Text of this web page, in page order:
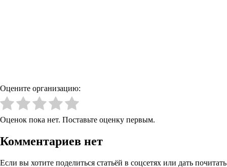
Оцените организацию:
Оценок пока нет. Поставьте оценку первым.
Комментариев нет
Если вы хотите поделиться статьёй в соцсетях или дать почитать